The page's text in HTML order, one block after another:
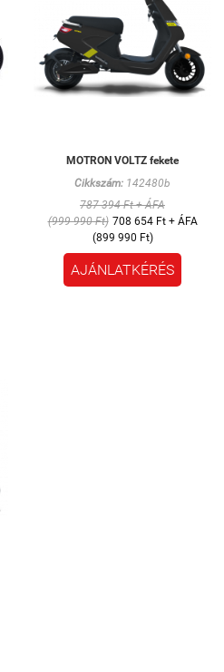
MOTRON VOLTZ fekete
Cikkszám: 142480b
787 394 Ft + ÁFA
(999 990 Ft) 708 654 Ft + ÁFA
(899 990 Ft)
AJÁNLATKÉRÉS